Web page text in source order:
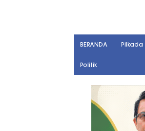
BERANDA Pilkada
Politik